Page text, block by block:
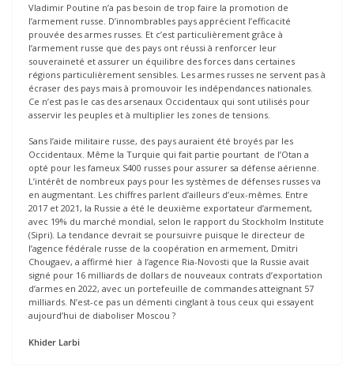
Vladimir Poutine n’a pas besoin de trop faire la promotion de
l’armement russe. D’innombrables pays apprécient l’efficacité
prouvée des armes russes. Et c’est particulièrement grâce à
l’armement russe que des pays ont réussi à renforcer leur
souveraineté et assurer un équilibre des forces dans certaines
régions particulièrement sensibles. Les armes russes ne servent pas à
écraser des pays mais à promouvoir les indépendances nationales.
Ce n’est pas le cas des arsenaux Occidentaux qui sont utilisés pour
asservir les peuples et à multiplier les zones de tensions.
Sans l’aide militaire russe, des pays auraient été broyés par les
Occidentaux. Même la Turquie qui fait partie pourtant de l’Otan a
opté pour les fameux S400 russes pour assurer sa défense aérienne.
L’intérêt de nombreux pays pour les systèmes de défenses russes va
en augmentant. Les chiffres parlent d’ailleurs d’eux-mêmes. Entre
2017 et 2021, la Russie a été le deuxième exportateur d’armement,
avec 19% du marché mondial, selon le rapport du Stockholm Institute
(Sipri). La tendance devrait se poursuivre puisque le directeur de
l’agence fédérale russe de la coopération en armement, Dmitri
Chougaev, a affirmé hier à l’agence Ria-Novosti que la Russie avait
signé pour 16 milliards de dollars de nouveaux contrats d’exportation
d’armes en 2022, avec un portefeuille de commandes atteignant 57
milliards. N’est-ce pas un démenti cinglant à tous ceux qui essayent
aujourd’hui de diaboliser Moscou ?
Khider Larbi